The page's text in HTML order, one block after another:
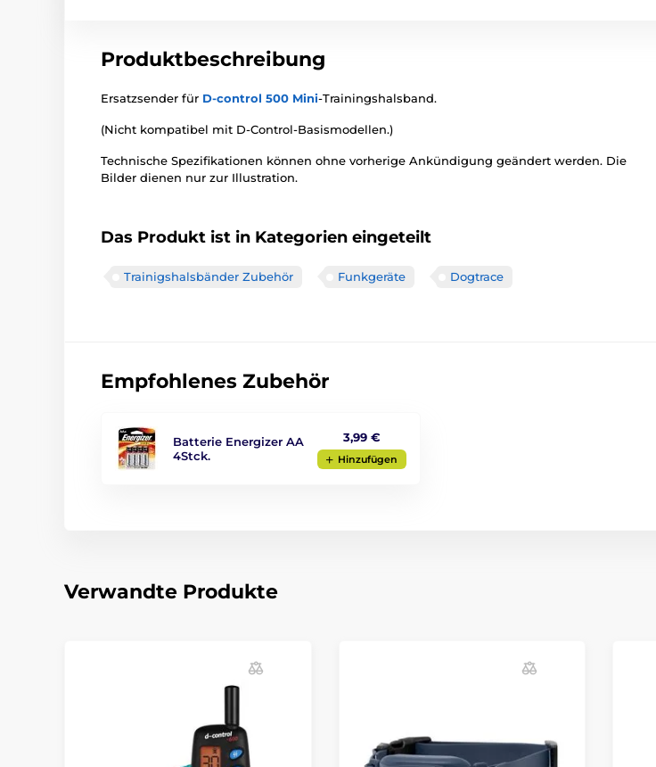
Produktbeschreibung
Ersatzsender für D-control 500 Mini-Trainingshalsband.
(Nicht kompatibel mit D-Control-Basismodellen.)
Technische Spezifikationen können ohne vorherige Ankündigung geändert werden. Die
Bilder dienen nur zur Illustration.
Das Produkt ist in Kategorien eingeteilt
Trainigshalsbänder Zubehör Funkgeräte Dogtrace
Empfohlenes Zubehör
Batterie Energizer AA
4Stck.
3,99 €
Hinzufügen
Verwandte Produkte